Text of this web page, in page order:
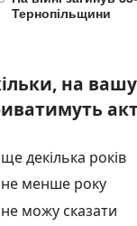
Тернопільщини
на
ще декілька років
не менше року
не можу сказати